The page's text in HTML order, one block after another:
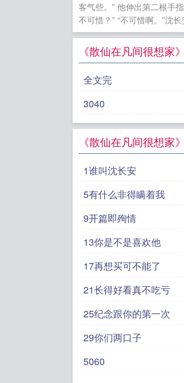
客气些。” 他伸出第二根手
不可惜？” “不可惜啊。”沈
《散仙在凡间很想家
全文完
3040
《散仙在凡间很想家
1谁叫沈长安
5有什么非得瞒着我
9开篇即殉情
13你是不是喜欢他
17再想买可不能了
21长得好看真不吃亏
25纪念跟你的第一次
29你们两口子
5060